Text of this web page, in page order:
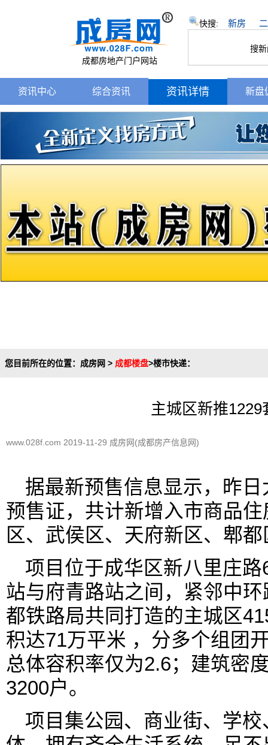
成都房地产门户网站
快搜: 新房
搜
资讯中心 综合资讯 资讯详情 新盘
您目前所在的位置： 成房网 > 成都楼盘>楼市快递：
主城区新推1229
www.028f.com 2019-11-29 成房网(成都房产信息网)
据最新预售信息显示，昨
预售证，共计新增入市商品
区、武侯区、天府新区、郫
项目位于成华区新八里庄
站与府青路站之间，紧邻中
都铁路局共同打造的主城区
积达71万平米 ，分多个组团
总体容积率仅为2.6；建筑密
3200户。
项目集公园、商业街、学